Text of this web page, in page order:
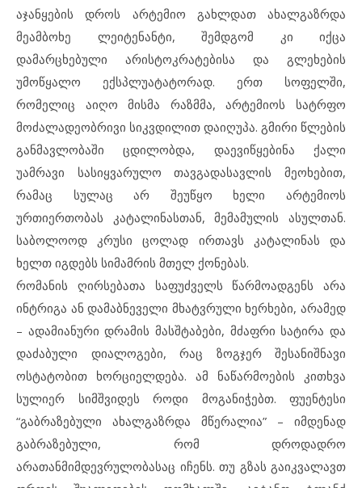
აჯანყების დროს არტემიო გახლდათ ახალგაზრდა
მეამბოხე ლეიტენანტი, შემდგომ კი იქცა
დამარცხებული არისტოკრატებისა და გლეხების
უმოწყალო ექსპლუატატორად. ერთ სოფელში,
რომელიც აიღო მისმა რაზმმა, არტემიოს სატრფო
მოძალადეობრივი სიკვდილით დაიღუპა. გმირი წლების
განმავლობაში ცდილობდა, დაევიწყებინა ქალი
უამრავი სასიყვარულო თავგადასავლის მეოხებით,
რამაც სულაც არ შეუწყო ხელი არტემიოს
ურთიერთობას კატალინასთან, მემამულის ასულთან.
საბოლოოდ კრუსი ცოლად ირთავს კატალინას და
ხელთ იგდებს სიმამრის მთელ ქონებას.
რომანის ღირსებათა საფუძველს წარმოადგენს არა
ინტრიგა ან დამაბნეველი მხატვრული ხერხები, არამედ
– ადამიანური დრამის მასშტაბები, მძაფრი სატირა და
დაძაბული დიალოგები, რაც ზოგჯერ შესანიშნავი
ოსტატობით ხორციელდება. ამ ნაწარმოების კითხვა
სულიერ სიმშვიდეს როდი მოგანიჭებთ. ფუენტესი
“გაბრაზებული ახალგაზრდა მწერალია” – იმდენად
გაბრაზებული, რომ დროდადრო
არათანმიმდევრულობასაც იჩენს. თუ გზას გაიკვალავთ